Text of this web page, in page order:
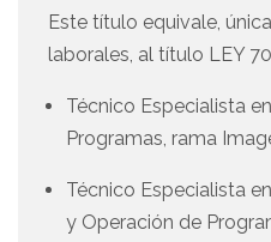
Este título equivale,
laborales, al título LEY
Técnico Especialista
Programas, rama
Técnico Especialista
y Operación de